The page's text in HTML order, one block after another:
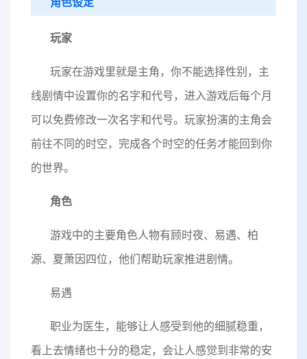
玩家
玩家在游戏里就是主角，你不能选择性别，主
线剧情中设置你的名字和代号，进入游戏后每个月
可以免费修改一次名字和代号。玩家扮演的主角会
前往不同的时空，完成各个时空的任务才能回到你
的世界。
角色
游戏中的主要角色人物有顾时夜、易遇、柏
源、夏萧因四位，他们帮助玩家推进剧情。
易遇
职业为医生，能够让人感受到他的细腻稳重，
看上去情绪也十分的稳定，会让人感觉到非常的安